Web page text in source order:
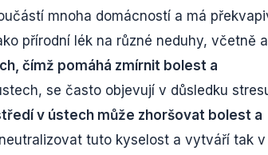
mnoha domácností a má
přírodní lék na různé neduhy, včetně
čímž pomáhá zmírnit bolest a
se často objevují v důsledku
v ústech může zhoršovat bolest a
tuto kyselost a vytváří tak v